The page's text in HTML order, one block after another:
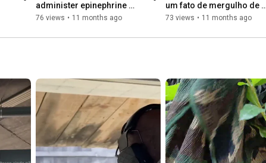
administer epinephrine
through a 5mm wetsuit?
76 views • 11 months ago
um fato de mergulho de
5mm?
73 views • 11 months ago